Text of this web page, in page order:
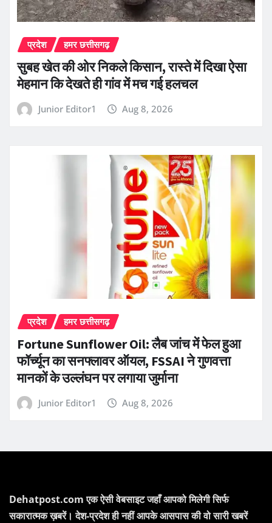
प्रदेश हमर छत्तीसगढ़
सुबह खेत की ओर निकले किसान, रास्ते में दिखा ऐसा
मेहमान कि देखते ही गांव में मच गई हलचल
Junior Editor1 Aug 8, 2026
प्रदेश हमर छत्तीसगढ़
Fortune Sunflower Oil: लैब जांच में फेल हुआ
फॉर्च्यून का सनफ्लावर ऑयल, FSSAI ने गुणवत्ता
मानकों के उल्लंघन पर लगाया जुर्माना
Junior Editor1 Aug 8, 2026
Dehatpost.com एक ऐसी वेबसाइट जहाँ आपको मिलेगी सिर्फ
सकारात्मक ख़बरें। देश-प्रदेश ही नहीं आपके आसपास की वो सारी खबरें